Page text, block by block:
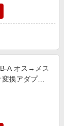
A オス→メス
換アダプタ